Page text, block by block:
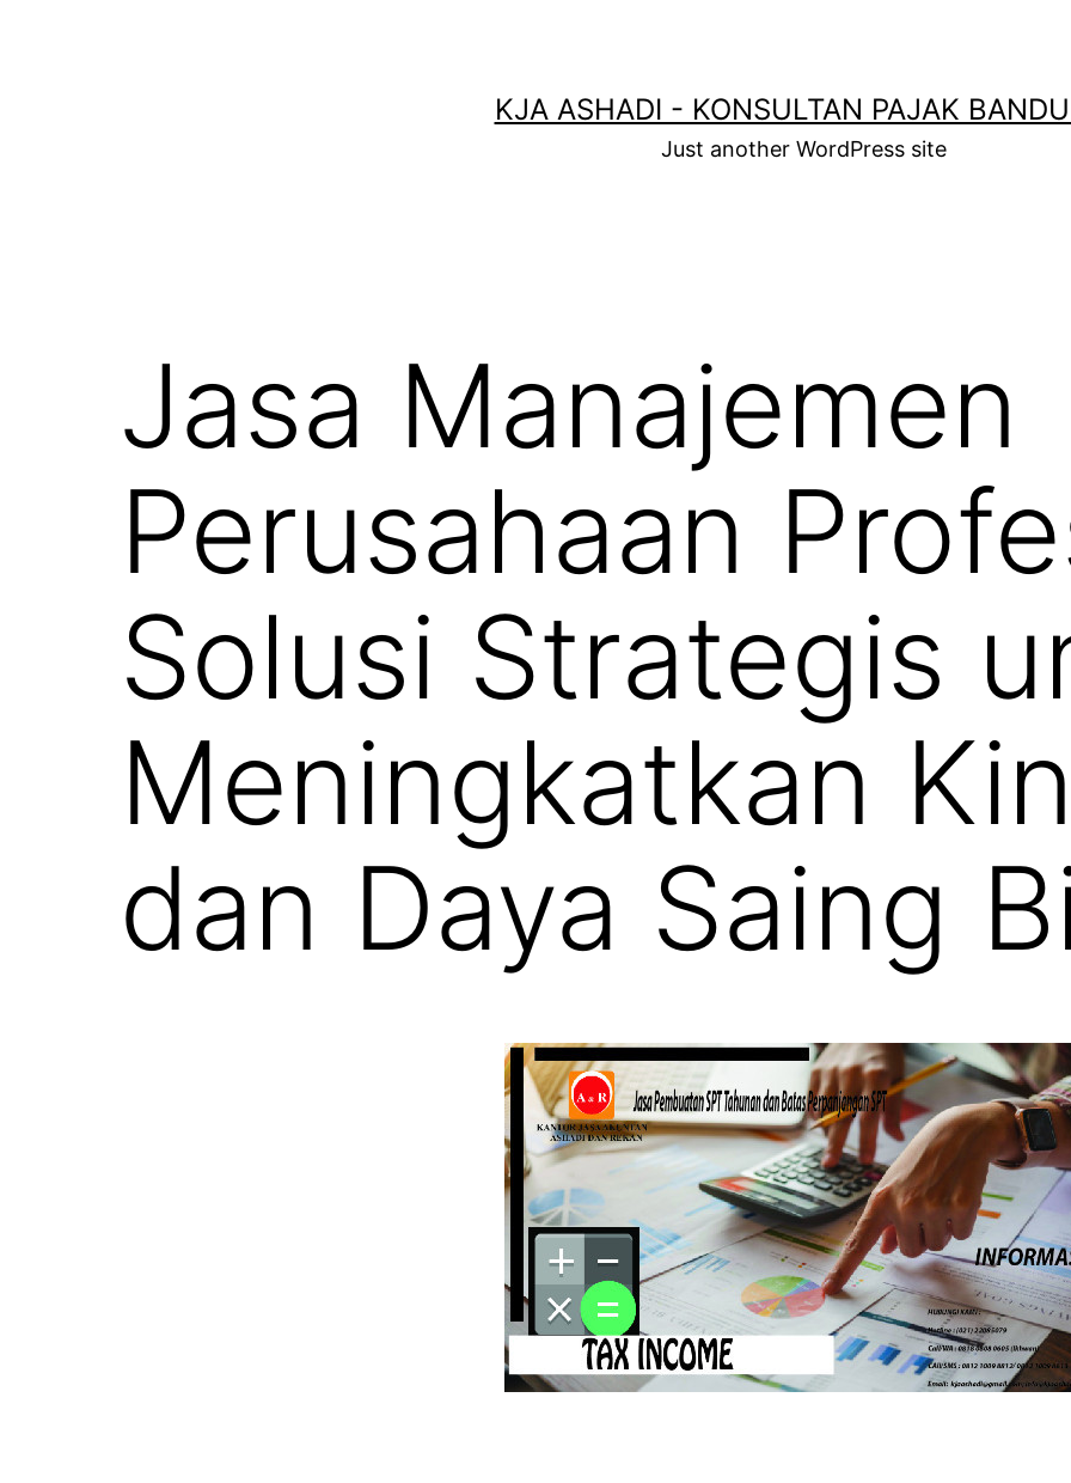
KJA ASHADI - KONSULTAN PAJAK
Just another WordPress site
Jasa Manajemen
Perusahaan
Solusi Strategis
Meningkatkan
dan Daya Saing